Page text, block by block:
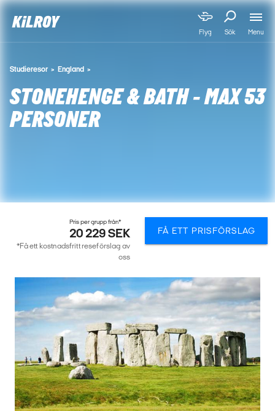
Flyg Sök Menu
Studieresor England
STONEHENGE & BATH - MAX 53
PERSONER
Pris per grupp från*
20 229 SEK
*Få ett kostnadsfritt reseförslag av
oss
FÅ ETT PRISFÖRSLAG